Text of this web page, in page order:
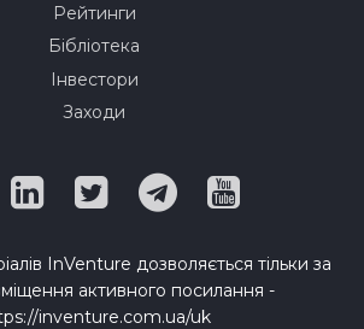
Рейтинги
Бібліотека
Інвестори
Заходи
InVenture дозволяється тільки за
активного посилання -
inventure.com.ua/uk